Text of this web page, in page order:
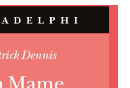
Il bambino è incavolato perché non
notare che l'ultima volta che li ha
mi demoralizza molto.